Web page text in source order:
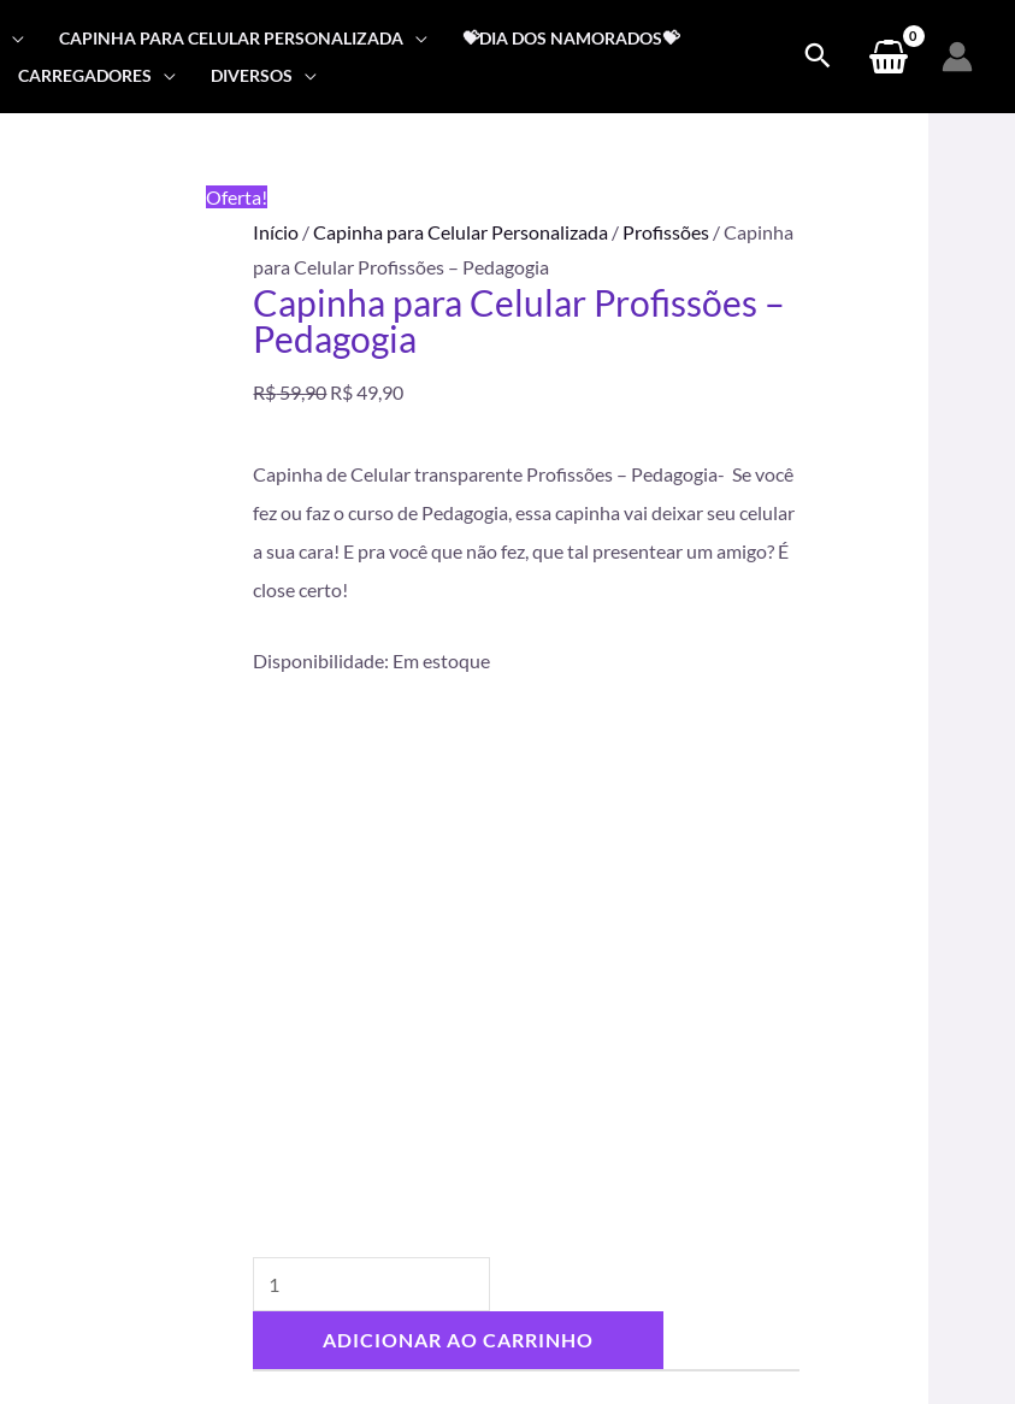
CAPINHA PARA CELULAR PERSONALIZADA
💝DIA DOS NAMORADOS💝
CARREGADORES DIVERSOS
Oferta!
Início /Capinha para Celular Personalizada / Profissões / Capinha
para Celular Profissões – Pedagogia
Capinha para Celular Profissões –
Pedagogia
R$59,90
era:
R$ 59,90.
R$49,90
é:
R$ 49,90.
Capinha de Celular transparente Profissões – Pedagogia- Se você
fez ou faz o curso de Pedagogia, essa capinha vai deixar seu celular
a sua cara! E pra você que não fez, que tal presentear um amigo? É
close certo!
Disponibilidade: Em estoque
Profissões
-
Pedagogia
quantidade
ADICIONAR AO CARRINHO